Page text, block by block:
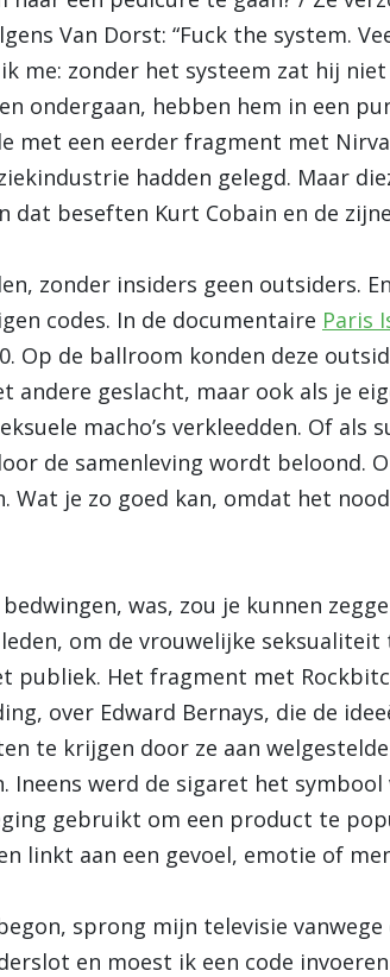
Van Dorst: “Fuck the system.
me: zonder het systeem zat hij
ondergaan, hebben hem in een
met een eerder fragment met
hadden gelegd. Maar
dat beseften Kurt Cobain en de
zonder insiders geen outsiders.
codes. In de documentaire Paris
Op de ballroom konden deze
andere geslacht, maar ook als je
macho’s verkleedden. Of als
de samenleving wordt beloond.
Wat je zo goed kan, omdat het
was, zou je kunnen
om de vrouwelijke
publiek. Het fragment met
over Edward Bernays, die de
te krijgen door ze aan
Ineens werd de sigaret het
gebruikt om een product te
linkt aan een gevoel, emotie of
sprong mijn televisie
en moest ik een code